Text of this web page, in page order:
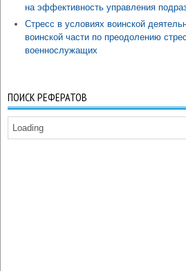
на эффективность управления
Стресс в условиях воинской
воинской части по преодолению
военнослужащих
ПОИСК РЕФЕРАТОВ
Loading